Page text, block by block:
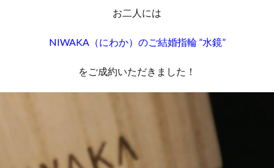
お二人には
NIWAKA（にわか） のご結婚指輪 ”水鏡”
をご成約いただきました！